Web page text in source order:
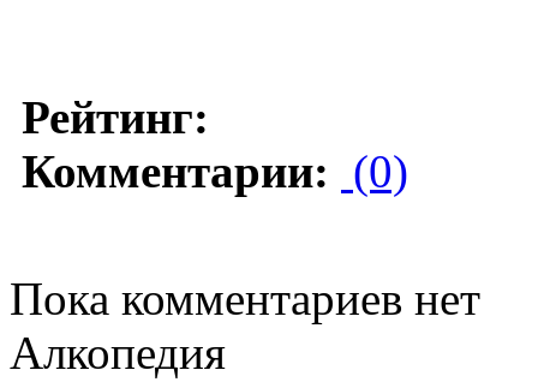
Рейтинг:
Комментарии: (0)
Пока комментариев нет
Алкопедия